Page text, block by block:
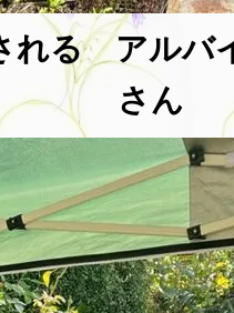
れる アルバ
さん